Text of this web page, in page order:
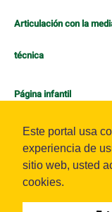
Este portal usa
experiencia de
sitio web, usted
cookies.
Articulación con la
técnica
Página infantil